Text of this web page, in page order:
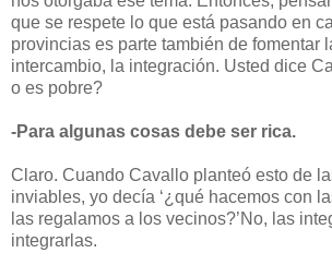
que se respete lo que está pasando en
provincias es parte también de fomentar
intercambio, la integración. Usted dice
o es pobre?
-Para algunas cosas debe ser rica.
Claro. Cuando Cavallo planteó esto de
inviables, yo decía ‘¿qué hacemos con
las regalamos a los vecinos?’No, las
integrarlas.